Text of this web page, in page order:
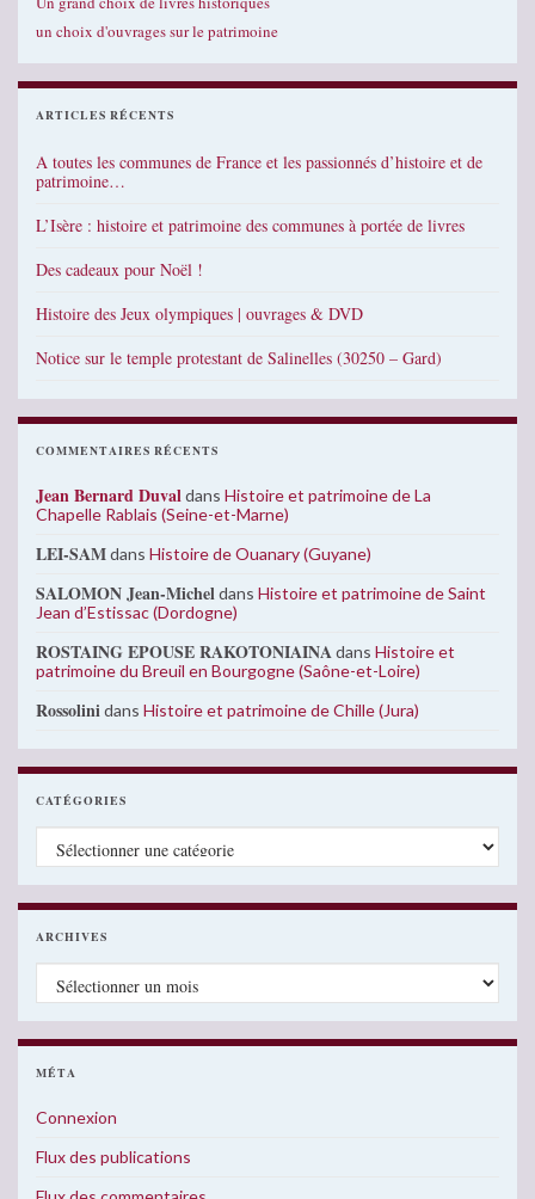
un choix d'ouvrages sur le patrimoine
ARTICLES RÉCENTS
A toutes les communes de France et les passionnés d’histoire et de
patrimoine…
L’Isère : histoire et patrimoine des communes à portée de livres
Des cadeaux pour Noël !
Histoire des Jeux olympiques | ouvrages & DVD
Notice sur le temple protestant de Salinelles (30250 – Gard)
COMMENTAIRES RÉCENTS
Jean Bernard Duvaldans Histoire et patrimoine de La
Chapelle Rablais (Seine-et-Marne)
LEI-SAMdans Histoire de Ouanary (Guyane)
SALOMON Jean-Micheldans Histoire et patrimoine de Saint
Jean d’Estissac (Dordogne)
ROSTAING EPOUSE RAKOTONIAINAdans Histoire et
patrimoine du Breuil en Bourgogne (Saône-et-Loire)
Rossolinidans Histoire et patrimoine de Chille (Jura)
CATÉGORIES
Catégories
ARCHIVES
Archives
MÉTA
Connexion
Flux des publications